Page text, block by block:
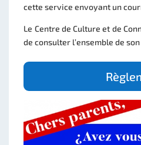
cette service envoyant un
Le Centre de Culture et de
de consulter l’ensemble de